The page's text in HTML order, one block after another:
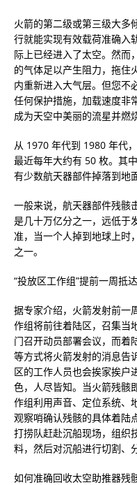
火箭的第二级或第三级大多
行就能实现有效载荷准确
际上已经进入了太空。然而
的气体足以产生阻力，拖住
内重新进入大气层。但您不
任何保护措施，加载速度非
成为天空中美丽的流星并燃
从 1970 年代到 1980 年代
最近每年大约有 50 枚。其
有少数航天器部件掉落到地面
一般来说，航天器部件残骸
是几十万亿分之一，远低于
准，当一个人掉到地球上时
之一。
“投放区工作组”提前一周抵
据专家介绍，火箭发射前一
作组将前往着陆区，召集当
门召开动员部署会议，而着
等方式将火箭发射的消息告
区的工作人员也会挨家挨户
色，人尽皆知。当火箭残骸
作组利用声音、定位系统、
观察哨确认残骸的具体着陆
打捞队赶赴沉船现场，组织
料，然后对沉船进行切割、
如何准确回收太空助推器残